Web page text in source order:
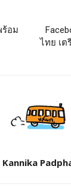
ร้อม
ไทย เต
Kannika